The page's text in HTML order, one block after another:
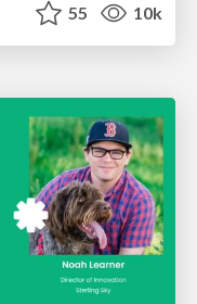
55 10k